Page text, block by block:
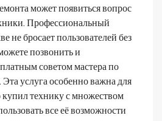
может появиться вопрос
Профессиональный
не бросает пользователей без
позвонить и
советом мастера по
услуга особенно важна для
купил технику с множеством
все её возможности